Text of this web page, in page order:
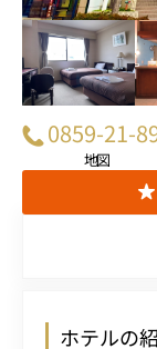
0859-21-
地図
ホテルの